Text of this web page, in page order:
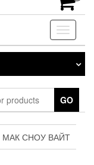
Toggle
GO
МАК СНОУ ВАЙТ